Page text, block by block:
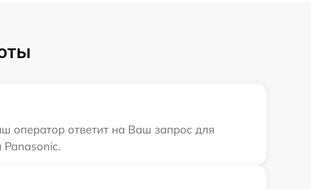
оператор ответит на Ваш запрос для
Panasonic.